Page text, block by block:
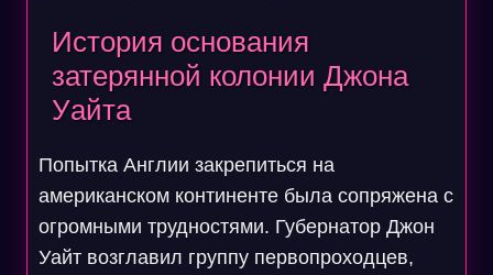
История основания
затерянной колонии Джона
Уайта
Попытка Англии закрепиться на
американском континенте была сопряжена с
огромными трудностями. Губернатор Джон
Уайт возглавил группу первопроходцев,